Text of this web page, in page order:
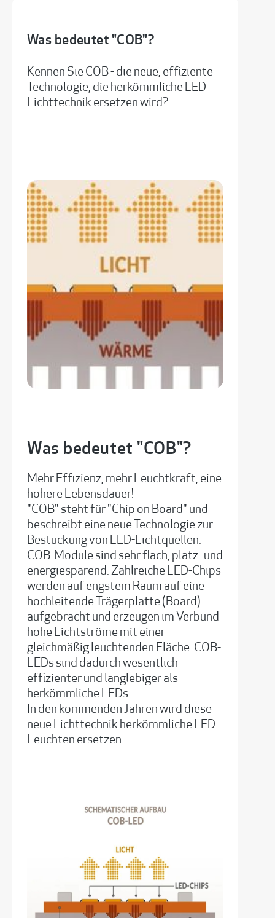
Was bedeutet "COB"?
Kennen Sie COB - die neue, effiziente
Technologie, die herkömmliche LED-
Lichttechnik ersetzen wird?
Was bedeutet "COB"?
Mehr Effizienz, mehr Leuchtkraft, eine
höhere Lebensdauer!
"COB" steht für "Chip on Board" und
beschreibt eine neue Technologie zur
Bestückung von LED-Lichtquellen.
COB-Module sind sehr flach, platz- und
energiesparend: Zahlreiche LED-Chips
werden auf engstem Raum auf eine
hochleitende Trägerplatte (Board)
aufgebracht und erzeugen im Verbund
hohe Lichtströme mit einer
gleichmäßig leuchtenden Fläche. COB-
LEDs sind dadurch wesentlich
effizienter und langlebiger als
herkömmliche LEDs.
In den kommenden Jahren wird diese
neue Lichttechnik herkömmliche LED-
Leuchten ersetzen.